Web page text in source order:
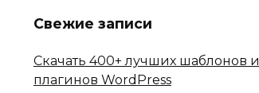
Свежие записи
Скачать 400+ лучших шаблонов и
плагинов WordPress